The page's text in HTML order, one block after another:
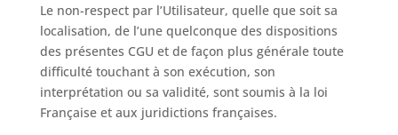
Le non-respect par l’Utilisateur, quelle que soit sa
localisation, de l’une quelconque des dispositions
des présentes CGU et de façon plus générale toute
difficulté touchant à son exécution, son
interprétation ou sa validité, sont soumis à la loi
Française et aux juridictions françaises.